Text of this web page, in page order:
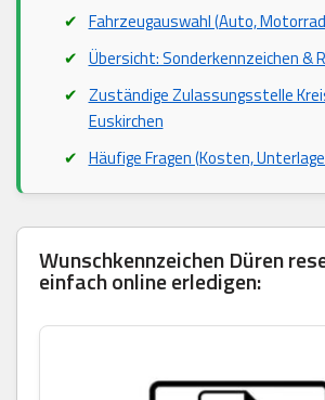
Fahrzeugauswahl (Auto,
Übersicht: Sonderkennzeichen &
Zuständige Zulassungsstelle
Euskirchen
Häufige Fragen (Kosten,
Wunschkennzeichen Düren
einfach online erledigen: